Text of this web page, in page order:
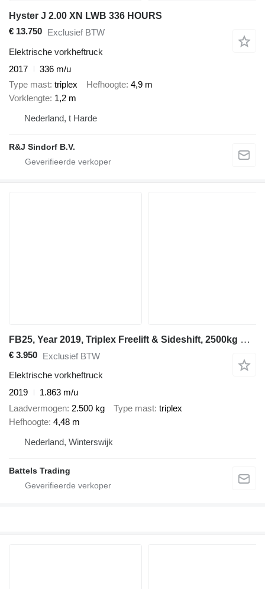
Hyster J 2.00 XN LWB 336 HOURS
€ 13.750 Exclusief BTW
Elektrische vorkheftruck
2017
336 m/u
Type mast triplex Hefhoogte 4,9 m
Vorklengte 1,2 m
Nederland, t Harde
R&J Sindorf B.V.
FB25, Year 2019, Triplex Freelift & Sideshift, 2500kg Capacity
€ 3.950 Exclusief BTW
Elektrische vorkheftruck
2019
1.863 m/u
Laadvermogen 2.500 kg Type mast triplex
Hefhoogte 4,48 m
Nederland, Winterswijk
Battels Trading